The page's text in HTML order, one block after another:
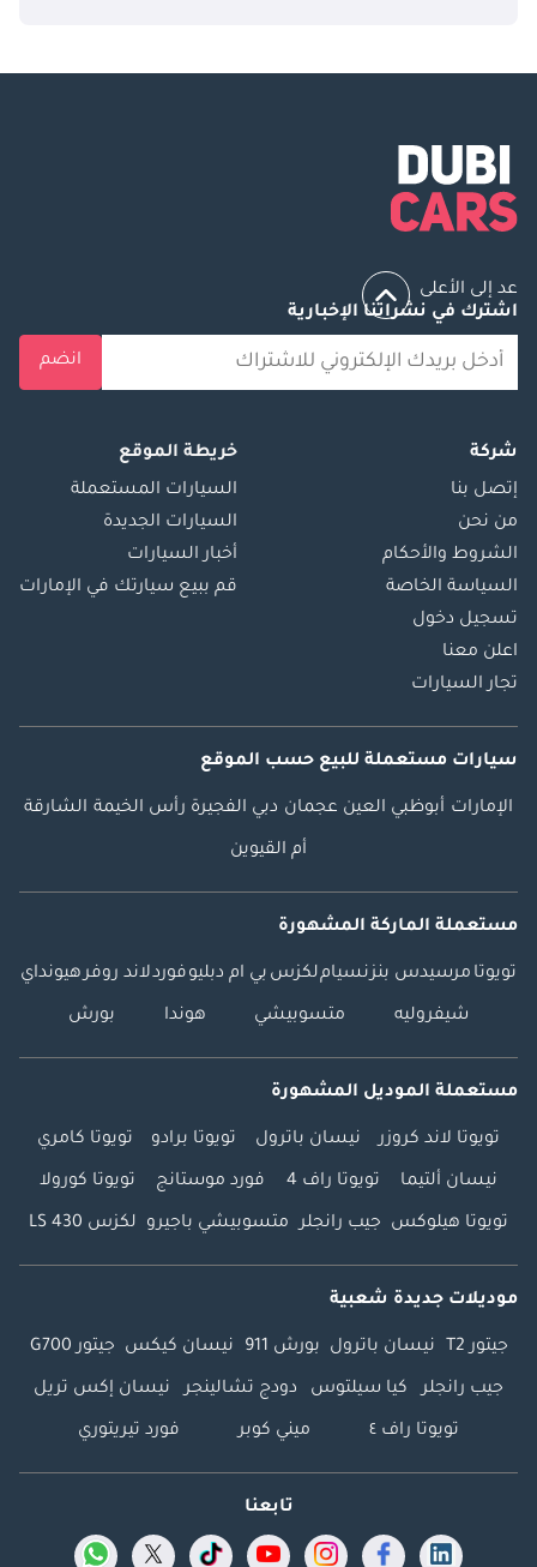
عد إلى الأعلى
اشترك في نشراتنا الإخبارية
انضم
شركة
إتصل بنا
من نحن
الشروط والأحكام
السياسة الخاصة
تسجيل دخول
اعلن معنا
تجار السيارات
خريطة الموقع
السيارات المستعملة
السيارات الجديدة
أخبار السيارات
قم ببيع سيارتك في الإمارات
سيارات مستعملة للبيع حسب الموقع
الإمارات أبوظبي العين عجمان دبي الفجيرة رأس الخيمة الشارقة
أم القيوين
مستعملة الماركة المشهورة
تويوتا مرسيدس بنزنسياملكزس بي ام دبليوفوردلاند روفرهيونداي
شيفروليه متسوبيشي هوندا بورش
مستعملة الموديل المشهورة
تويوتا لاند كروزر نيسان باترول تويوتا برادو تويوتا كامري
نيسان ألتيما تويوتا راف 4 فورد موستانج تويوتا كورولا
تويوتا هيلوكس جيب رانجلر متسوبيشي باجيرو لكزس LS 430
موديلات جديدة شعبية
جيتور T2 نيسان باترول بورش 911 نيسان كيكس جيتور G700
جيب رانجلر كيا سيلتوس دودج تشالينجر نيسان إكس تريل
تويوتا راف ٤ ميني كوبر فورد تيريتوري
تابعنا